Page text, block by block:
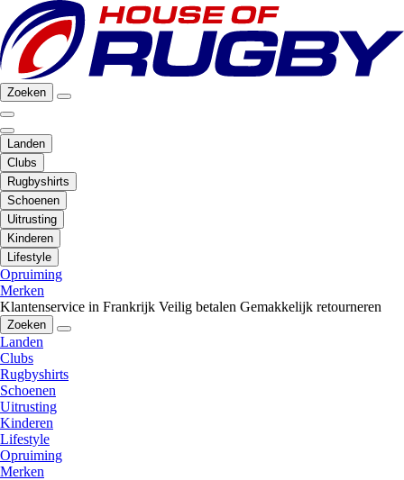
Zoeken
Landen
Clubs
Rugbyshirts
Schoenen
Uitrusting
Kinderen
Lifestyle
Opruiming
Merken
Klantenservice in Frankrijk Veilig betalen Gemakkelijk retourneren
Zoeken
Landen
Clubs
Rugbyshirts
Schoenen
Uitrusting
Kinderen
Lifestyle
Opruiming
Merken